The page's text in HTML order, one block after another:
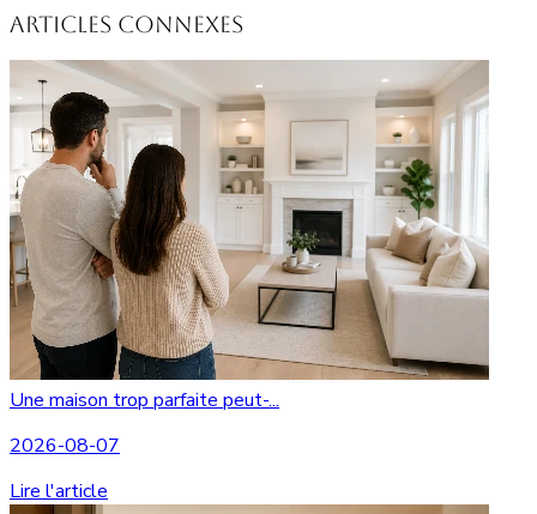
Articles connexes
Une maison trop parfaite peut-...
2026-08-07
Lire l'article